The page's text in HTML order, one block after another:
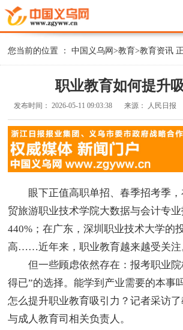
您当前的位置 ：中国义乌网>教育>教育资讯
职业教育如何提升
发布时间：2026-05-11 09:03:38 来源： 人民日报
眼下正值高职单招、春季招考季，
贸旅游职业技术学院大数据与会计专
440%；在广东，深圳职业技术大学的
高……近年来，职业教育越来越受关注
但一些顾虑依然存在：报考职业院
得已”的选择。能学到产业需要的本事
怎么提升职业教育吸引力？记者采访
与成人教育司相关负责人。